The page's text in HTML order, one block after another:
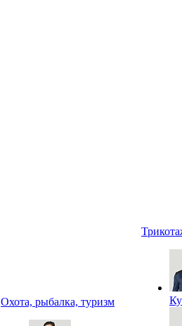
Охота, рыбалка, туризм